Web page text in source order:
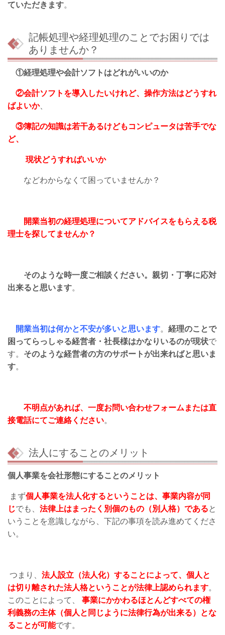
ていただきます。
記帳処理や経理処理のことでお困りでは
ありませんか？
①経理処理や会計ソフトはどれがいいのか
②会計ソフトを導入したいけれど、操作方法はどうすれ
ばよいか、
③簿記の知識は若干あるけどもコンピュータは苦手でな
ど、
現状どうすればいいか
などわからなくて困っていませんか？
開業当初の経理処理についてアドバイスをもらえる税
理士を探してませんか？
そのような時一度ご相談ください。親切・丁寧に応対
出来ると思います。
開業当初は何かと不安が多いと思います。 経理のことで
困ってらっしゃる経営者・社長様はかなりいるのが現状で
す。 そのような経営者の方のサポートが出来ればと思いま
す。
不明点があれば、一度お問い合わせフォームまたは直
接電話にてご連絡ください。
法人にすることのメリット
個人事業を会社形態にすることのメリット
まず個人事業を法人化するということは、事業内容が同
じでも、 法律上はまったく別個のもの（別人格）であると
いうことを意識しながら、下記の事項を読み進めてくださ
い。
つまり、 法人設立（法人化）することによって、個人と
は切り離された法人格ということが法律上認められます。
このことによって、 事業にかかわるほとんどすべての権
利義務の主体（個人と同じように法律行為が出来る）とな
ることが可能です。